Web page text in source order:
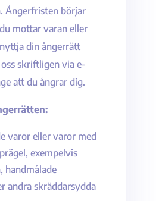
Ångerfristen börjar
mottar varan eller
din ångerrätt
skriftligen via e-
att du ångrar dig.
varor eller varor med
exempelvis
handmålade
andra skräddarsydda